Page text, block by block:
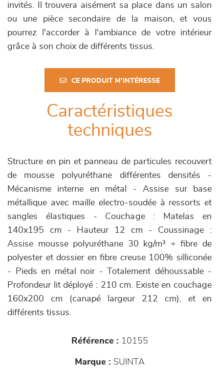
invités. Il trouvera aisément sa place dans un salon
ou une pièce secondaire de la maison, et vous
pourrez l'accorder à l'ambiance de votre intérieur
grâce à son choix de différents tissus.
CE PRODUIT M'INTÉRESSE
Caractéristiques
techniques
Structure en pin et panneau de particules recouvert
de mousse polyuréthane différentes densités -
Mécanisme interne en métal - Assise sur base
métallique avec maille electro-soudée à ressorts et
sangles élastiques - Couchage : Matelas en
140x195 cm - Hauteur 12 cm - Coussinage :
Assise mousse polyuréthane 30 kg/m³ + fibre de
polyester et dossier en fibre creuse 100% silliconée
- Pieds en métal noir - Totalement déhoussable -
Profondeur lit déployé : 210 cm. Existe en couchage
160x200 cm (canapé largeur 212 cm), et en
différents tissus.
Référence : 10155
Marque : SUINTA